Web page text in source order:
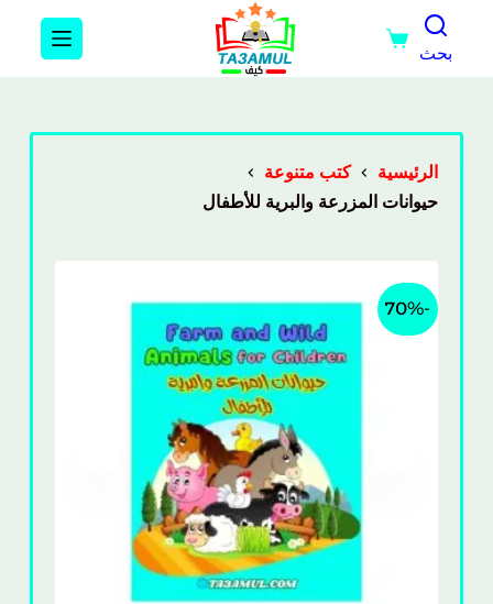
بحث
الرئيسية
كتب متنوعة
حيوانات المزرعة والبرية للأطفال
-70%